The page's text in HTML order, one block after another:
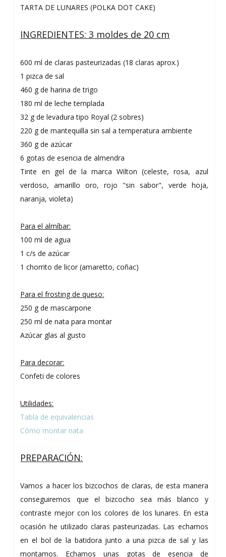
TARTA DE LUNARES (POLKA DOT CAKE)
INGREDIENTES: 3 moldes de 20 cm
600 ml de claras pasteurizadas (18 claras aprox.)
1 pizca de sal
460 g de harina de trigo
180 ml de leche templada
32 g de levadura tipo Royal (2 sobres)
220 g de mantequilla sin sal a temperatura ambiente
360 g de azúcar
6 gotas de esencia de almendra
Tinte en gel de la marca Wilton (celeste, rosa, azul
verdoso, amarillo oro, rojo "sin sabor", verde hoja,
naranja, violeta)
Para el almíbar:
100 ml de agua
1 c/s de azúcar
1 chorrito de licor (amaretto, coñac)
Para el frosting de queso:
250 g de mascarpone
250 ml de nata para montar
Azúcar glas al gusto
Para decorar:
Confeti de colores
Utilidades:
Tabla de equivalencias
Cómo montar nata
PREPARACIÓN:
Vamos a hacer los bizcochos de claras, de esta manera
conseguiremos que el bizcocho sea más blanco y
contraste mejor con los colores de los lunares. En esta
ocasión he utilizado claras pasteurizadas. Las echamos
en el bol de la batidora junto a una pizca de sal y las
montamos. Echamos unas gotas de esencia de